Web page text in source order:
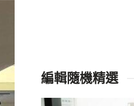
編輯隨機精選